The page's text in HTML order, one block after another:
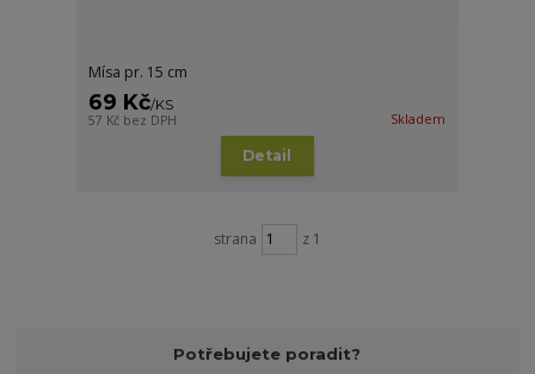
Mísa pr. 15 cm
69 Kč/KS
57 Kč bez DPH Skladem
Detail
strana z 1
Potřebujete poradit?